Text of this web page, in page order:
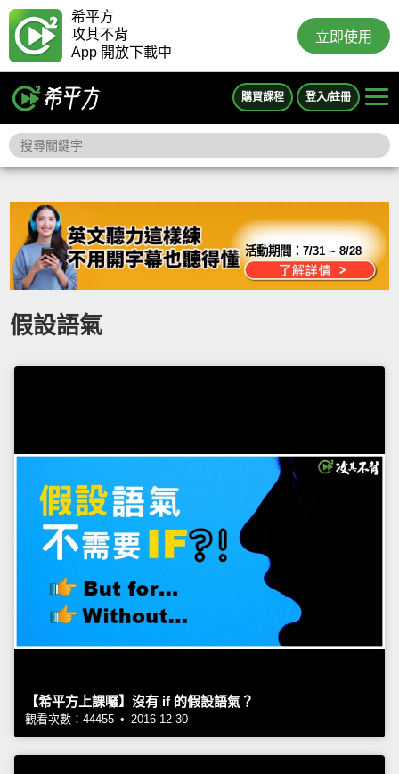
希平方
攻其不背
App 開放下載中
立即使用
購買課程 登入/註冊
活動期間：7/31 ~ 8/28
假設語氣
【希平方上課囉】沒有 if 的假設語氣？
觀看次數：44455 • 2016-12-30